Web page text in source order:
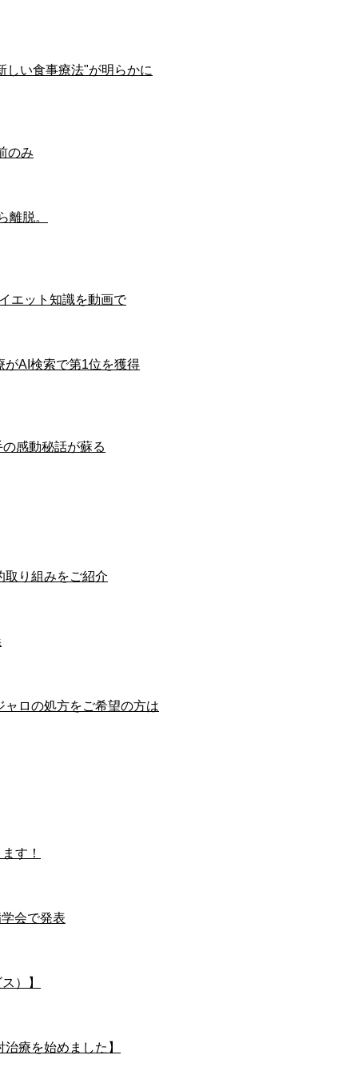
い食事療法"が明らかに
のみ
脱。
エット知識を動画で
AI検索で第1位を獲得
感動秘話が蘇る
り組みをご紹介
ロの処方をご希望の方は
す！
会で発表
）】
療を始めました】